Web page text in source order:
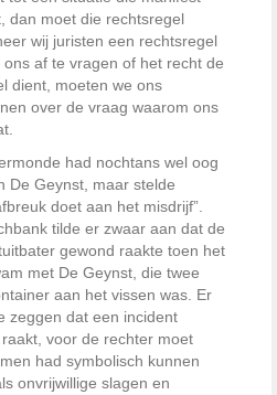
dan moet die rechtsregel
wij juristen een rechtsregel
af te vragen of het recht de
dient, moeten we ons
over de vraag waarom ons
had nochtans wel oog
De Geynst, maar stelde
doet aan het misdrijf”.
tilde er zwaar aan dat de
gewond raakte toen het
met De Geynst, die twee
aan het vissen was. Er
zeggen dat een incident
voor de rechter moet
had symbolisch kunnen
onvrijwillige slagen en